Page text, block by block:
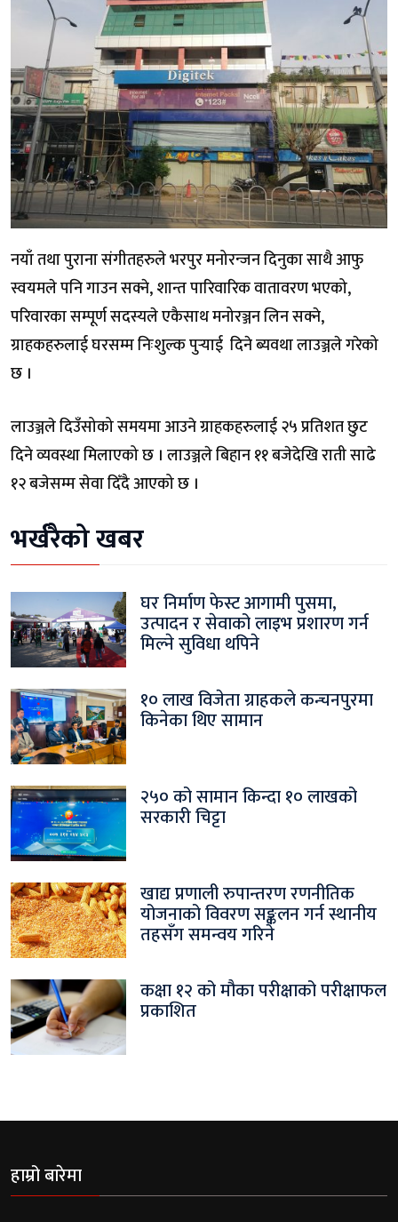
नयाँ तथा पुराना संगीतहरुले भरपुर मनोरन्जन दिनुका साथै आफु
स्वयमले पनि गाउन सक्ने, शान्त पारिवारिक वातावरण भएको,
परिवारका सम्पूर्ण सदस्यले एकैसाथ मनोरञ्जन लिन सक्ने,
ग्राहकहरुलाई घरसम्म निःशुल्क पुर्‍याई दिने ब्यवथा लाउञ्जले गरेको
छ ।
लाउञ्जले दिउँसोको समयमा आउने ग्राहकहरुलाई २५ प्रतिशत छुट
दिने व्यवस्था मिलाएको छ । लाउञ्जले बिहान ११ बजेदेखि राती साढे
१२ बजेसम्म सेवा दिँदै आएको छ ।
भर्खरैको खबर
घर निर्माण फेस्ट आगामी पुसमा,
उत्पादन र सेवाको लाइभ प्रशारण गर्न
मिल्ने सुविधा थपिने
१० लाख विजेता ग्राहकले कन्चनपुरमा
किनेका थिए सामान
२५० को सामान किन्दा १० लाखको
सरकारी चिट्टा
खाद्य प्रणाली रुपान्तरण रणनीतिक
योजनाको विवरण सङ्कलन गर्न स्थानीय
तहसँग समन्वय गरिने
कक्षा १२ को मौका परीक्षाको परीक्षाफल
प्रकाशित
हाम्रो बारेमा